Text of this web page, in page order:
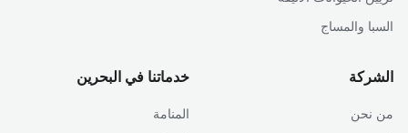
السبا والمساج
الشركة
من نحن
خدماتنا في البحرين
المنامة